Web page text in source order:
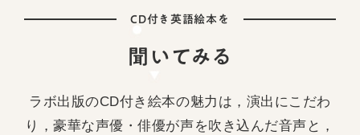
CD付き英語絵本を
聞いてみる
ラボ出版のCD付き絵本の魅力は，演出にこだわ
り，豪華な声優・俳優が声を吹き込んだ音声と，